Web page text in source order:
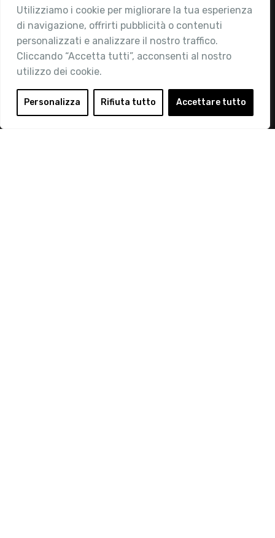
Utilizziamo i cookie per migliorare la tua esperienza
di navigazione, offrirti pubblicità o contenuti
personalizzati e analizzare il nostro traffico.
Cliccando “Accetta tutti”, acconsenti al nostro
utilizzo dei cookie.
Personalizza Rifiuta tutto Accettare tutto
Chi siamo
Attività
Contatti
Area Riservata
Login
Diventa Socio